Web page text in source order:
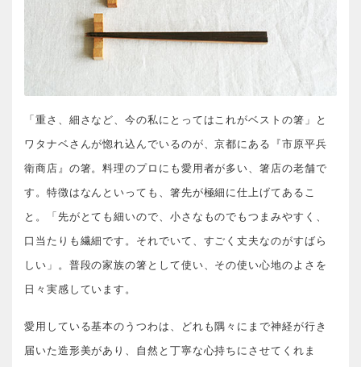
「重さ、細さなど、今の私にとってはこれがベストの箸」と
ワタナベさんが惚れ込んでいるのが、京都にある『市原平兵
衛商店』の箸。料理のプロにも愛用者が多い、箸店の老舗で
す。特徴はなんといっても、箸先が極細に仕上げてあるこ
と。「先がとても細いので、小さなものでもつまみやすく、
口当たりも繊細です。それでいて、すごく丈夫なのがすばら
しい」。普段の家族の箸として使い、その使い心地のよさを
日々実感しています。
愛用している基本のうつわは、どれも隅々にまで神経が行き
届いた造形美があり、自然と丁寧な心持ちにさせてくれま